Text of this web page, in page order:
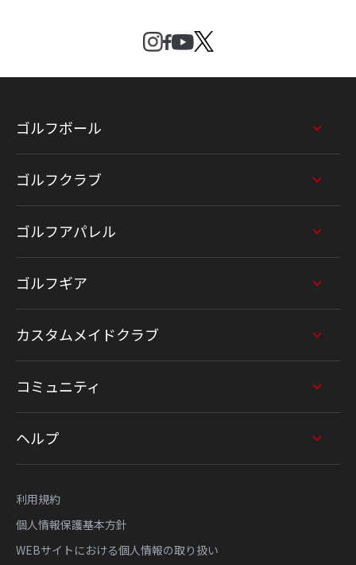
ゴルフボール
ゴルフクラブ
ゴルフアパレル
ゴルフギア
カスタムメイドクラブ
コミュニティ
ヘルプ
利用規約
個人情報保護基本方針
WEBサイトにおける個人情報の取り扱い